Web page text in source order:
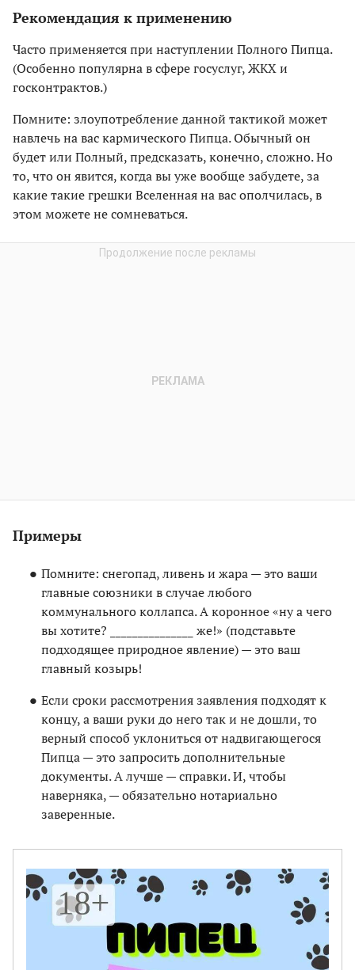
Рекомендация к применению
Часто применяется при наступлении Полного Пипца.
(Особенно популярна в сфере госуслуг, ЖКХ и
госконтрактов.)
Помните: злоупотребление данной тактикой может
навлечь на вас кармического Пипца. Обычный он
будет или Полный, предсказать, конечно, сложно. Но
то, что он явится, когда вы уже вообще забудете, за
какие такие грешки Вселенная на вас ополчилась, в
этом можете не сомневаться.
Примеры
Помните: снегопад, ливень и жара — это ваши
главные союзники в случае любого
коммунального коллапса. А коронное «ну а чего
вы хотите? _______________ же!» (подставьте
подходящее природное явление) — это ваш
главный козырь!
Если сроки рассмотрения заявления подходят к
концу, а ваши руки до него так и не дошли, то
верный способ уклониться от надвигающегося
Пипца — это запросить дополнительные
документы. А лучше — справки. И, чтобы
наверняка, — обязательно нотариально
заверенные.